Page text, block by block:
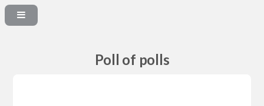
Poll of polls